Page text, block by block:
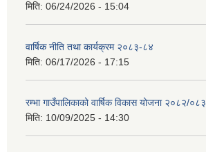
मिति: 06/24/2026 - 15:04
वार्षिक नीति तथा कार्यक्रम २०८३-८४
मिति: 06/17/2026 - 17:15
रम्भा गाउँपालिकाको वार्षिक विकास योजना २०८२/०८३
मिति: 10/09/2025 - 14:30